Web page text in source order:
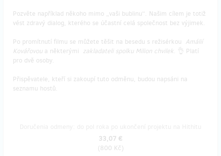
Pozvěte například někoho mimo „vaši bublinu“. Našim cílem je totiž
vést zdravý dialog, kterého se účastní celá společnost bez výjimek.
Po promítnutí filmu se můžete těšit na besedu s režisérkou Amálií
Kovářovou a některými zakladateli spolku Milion chvilek. 👌 Platí
pro dvě osoby.
Přispěvatele, kteří si zakoupí tuto odměnu, budou napsáni na
seznamu hostů.
33,07 €
(800 Kč)